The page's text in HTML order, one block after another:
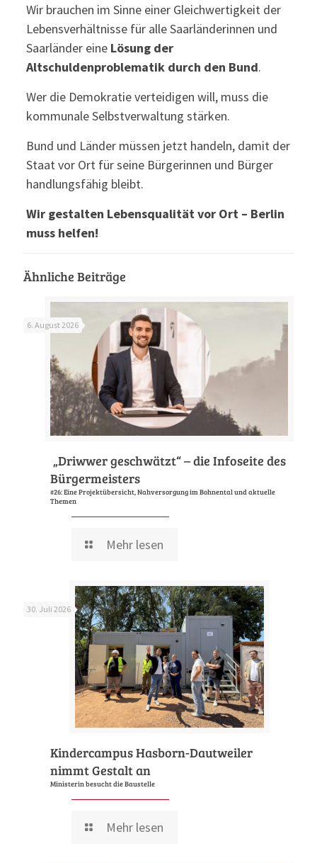
Wir brauchen im Sinne einer Gleichwertigkeit der
Lebensverhältnisse für alle Saarländerinnen und
Saarländer eine Lösung der
Altschuldenproblematik durch den Bund.
Wer die Demokratie verteidigen will, muss die
kommunale Selbstverwaltung stärken.
Bund und Länder müssen jetzt handeln, damit der
Staat vor Ort für seine Bürgerinnen und Bürger
handlungsfähig bleibt.
Wir gestalten Lebensqualität vor Ort – Berlin
muss helfen!
Ähnliche Beiträge
6. August 2026
„Driwwer geschwätzt“ – die Infoseite des
Bürgermeisters
#26: Eine Projektübersicht, Nahversorgung im Bohnental und aktuelle
Themen
Mehr lesen
30. Juli 2026
Kindercampus Hasborn-Dautweiler
nimmt Gestalt an
Ministerin besucht die Baustelle
Mehr lesen